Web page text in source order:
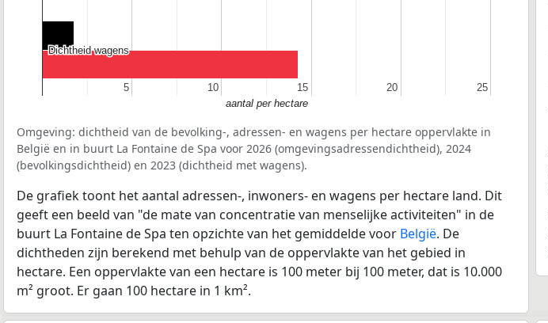
5
5 10
10 15
15 20
20 25
25
Dichtheid wagens
Dichtheid wagens
aantal per hectare
Omgeving: dichtheid van de bevolking-, adressen- en wagens per hectare oppervlakte in
België en in buurt La Fontaine de Spa voor 2026 (omgevingsadressendichtheid), 2024
(bevolkingsdichtheid) en 2023 (dichtheid met wagens).
De grafiek toont het aantal adressen-, inwoners- en wagens per hectare land. Dit
geeft een beeld van "de mate van concentratie van menselijke activiteiten" in de
buurt La Fontaine de Spa ten opzichte van het gemiddelde voor België. De
dichtheden zijn berekend met behulp van de oppervlakte van het gebied in
hectare. Een oppervlakte van een hectare is 100 meter bij 100 meter, dat is 10.000
m² groot. Er gaan 100 hectare in 1 km².